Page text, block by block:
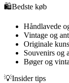
🛍️Bedste køb
Håndlavede
Vintage og
Originale
Souvenirs og
Bøger og
💡Insider tips